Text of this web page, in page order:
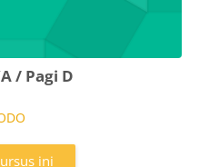
/ Pagi D
ini